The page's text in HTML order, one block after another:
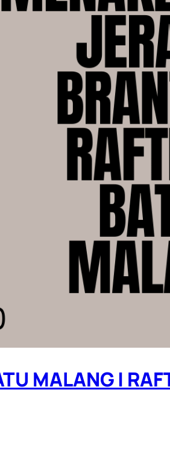
MALANG |